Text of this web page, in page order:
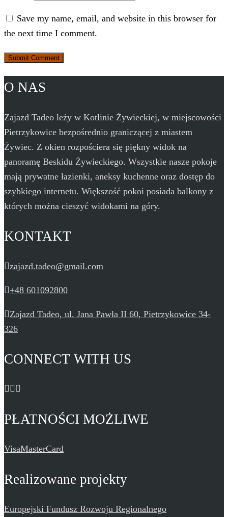
Save my name, email, and website in this browser for
the next time I comment.
O NAS
Zajazd Tadeo leży w Kotlinie Żywieckiej, w miejscowości
Pietrzykowice bezpośrednio graniczącej z miastem
Żywiec. Z okien rozpościera się piękny widok na
panoramę Beskidu Żywieckiego. Wszystkie nasze pokoje
mają prywatne łazienki, aneksy kuchenne oraz dostęp do
szybkiego internetu. Większość pokoi posiada balkony z
których można cieszyć widokami na góry.
KONTAKT
zajazd.tadeo@gmail.com
+48 601092800
Zajazd Tadeo, ul. Jana Pawła II 60, Pietrzykowice 34-
326
CONNECT WITH US
PŁATNOŚCI MOŻLIWE
VisaMasterCard
Realizowane projekty
Europejski Fundusz Rozwoju Regionalnego